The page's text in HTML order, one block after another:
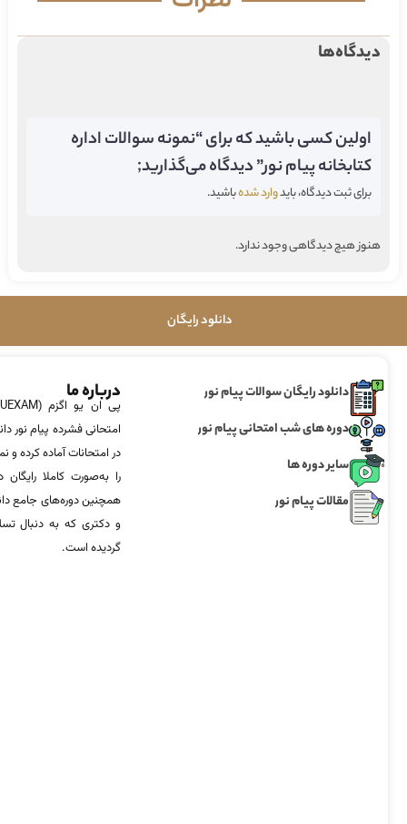
دیدگاه‌ها
اولین کسی باشید که برای “نمونه سوالات اداره
کتابخانه پیام نور” دیدگاه می‌گذارید;
برای ثبت دیدگاه، بایدوارد شدهباشید.
هنوز هیچ دیدگاهی وجود ندارد.
دانلود رایگان
دانلود رایگان سوالات پیام نور
دوره های شب امتحانی پیام نور
سایر دوره ها
مقالات پیام نور
درباره ما
امتحانی فشرده پیام نور
در امتحانات آماده‌ کرده
را به‌صورت کاملا
همچنین دوره‌های جامع
و دکتری که به دنبال
گردیده است.